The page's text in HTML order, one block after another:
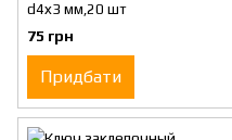
d4х3 мм,20 шт
75 грн
Придбати